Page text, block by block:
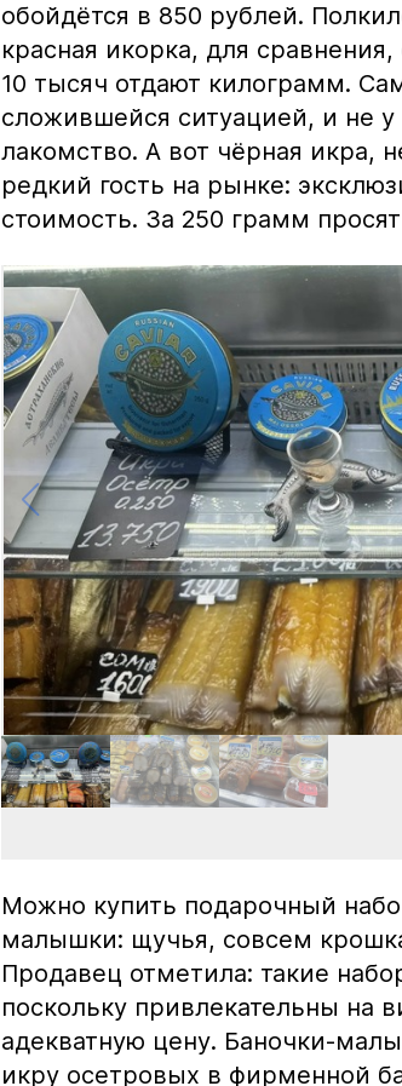
обойдётся в 850 рублей.
красная икорка, для
10 тысяч отдают килограмм.
сложившейся ситуацией, и не у
лакомство. А вот чёрная икра,
редкий гость на рынке:
стоимость. За 250 грамм
Можно купить подарочный
малышки: щучья, совсем
Продавец отметила: такие
поскольку привлекательны на
адекватную цену. Баночки-
икру осетровых в фирменной